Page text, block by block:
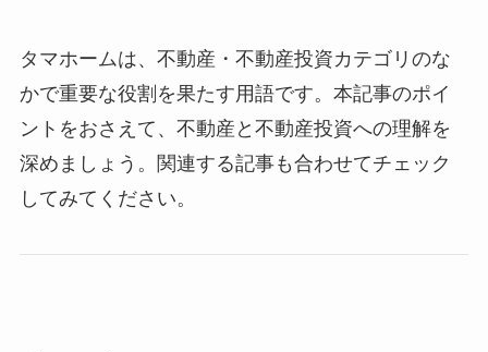
タマホームは、不動産・不動産投資カテゴリのな
かで重要な役割を果たす用語です。本記事のポイ
ントをおさえて、不動産と不動産投資への理解を
深めましょう。関連する記事も合わせてチェック
してみてください。